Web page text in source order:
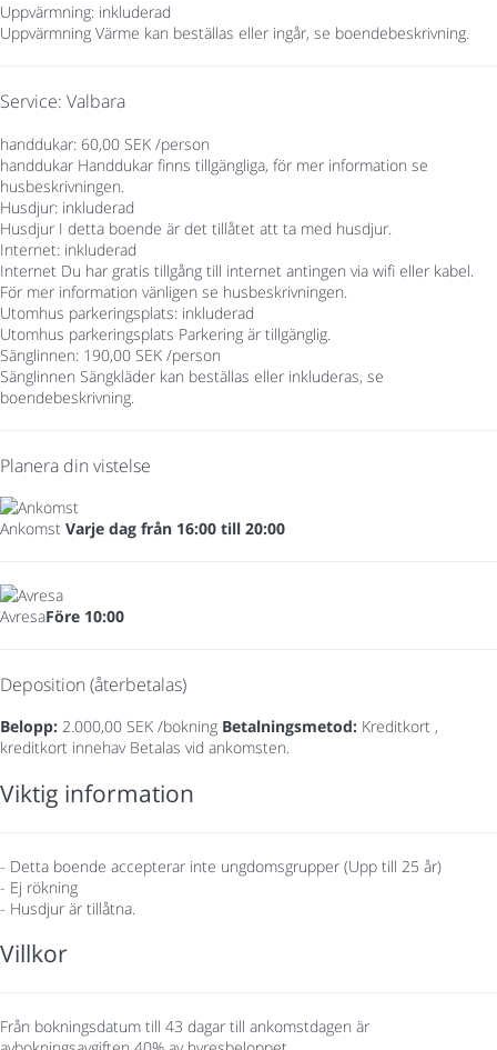
Uppvärmning: inkluderad
Uppvärmning Värme kan beställas eller ingår, se boendebeskrivning.
Service: Valbara
handdukar: 60,00 SEK /person
handdukar Handdukar finns tillgängliga, för mer information se
husbeskrivningen.
Husdjur: inkluderad
Husdjur I detta boende är det tillåtet att ta med husdjur.
Internet: inkluderad
Internet Du har gratis tillgång till internet antingen via wifi eller kabel.
För mer information vänligen se husbeskrivningen.
Utomhus parkeringsplats: inkluderad
Utomhus parkeringsplats Parkering är tillgänglig.
Sänglinnen: 190,00 SEK /person
Sänglinnen Sängkläder kan beställas eller inkluderas, se
boendebeskrivning.
Planera din vistelse
Ankomst Varje dag från 16:00 till 20:00
AvresaFöre 10:00
Deposition (återbetalas)
Belopp: 2.000,00 SEK /bokning Betalningsmetod: Kreditkort ,
kreditkort innehav Betalas vid ankomsten.
Viktig information
- Detta boende accepterar inte ungdomsgrupper (Upp till 25 år)
- Ej rökning
- Husdjur är tillåtna.
Villkor
Från bokningsdatum till 43 dagar till ankomstdagen är